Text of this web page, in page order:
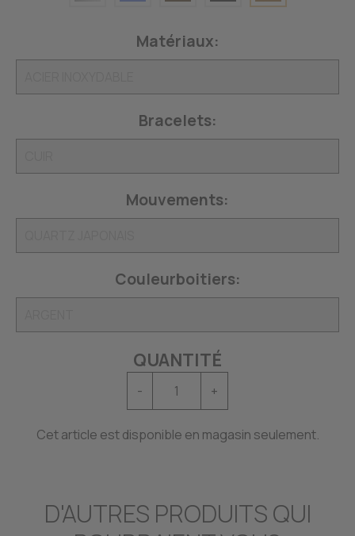
Matériaux:
Bracelets:
Mouvements:
Couleurboitiers:
QUANTITÉ
- +
Cet article est disponible en magasin seulement.
D'AUTRES PRODUITS QUI